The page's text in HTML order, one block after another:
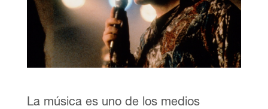
La música es uno de los medios